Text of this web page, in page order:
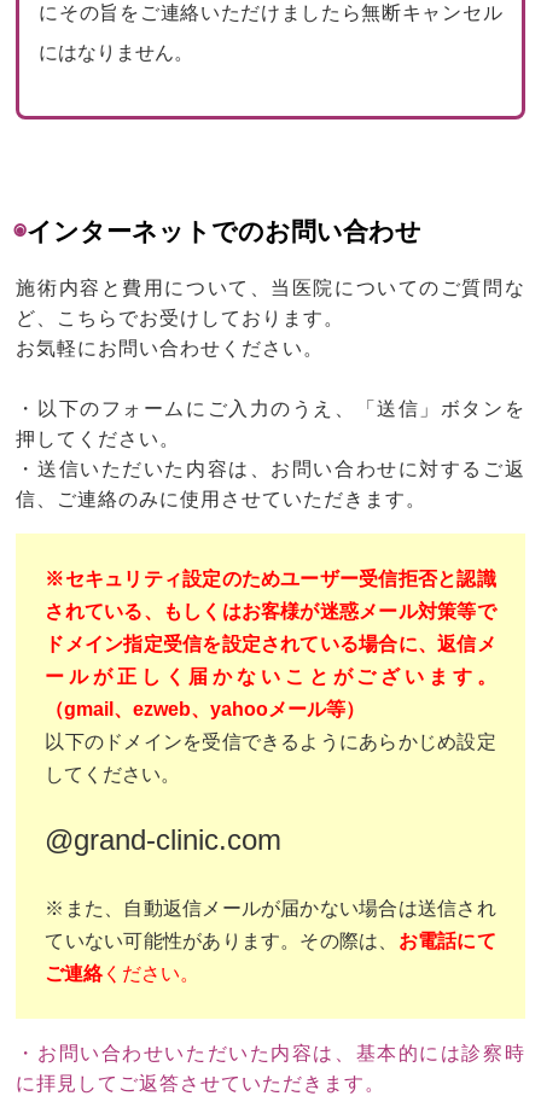
にその旨をご連絡いただけましたら無断キャンセル
にはなりません。
◉インターネットでのお問い合わせ
施術内容と費用について、当医院についてのご質問な
ど、こちらでお受けしております。
お気軽にお問い合わせください。
・以下のフォームにご入力のうえ、「送信」ボタンを
押してください。
・送信いただいた内容は、お問い合わせに対するご返
信、ご連絡のみに使用させていただきます。
※セキュリティ設定のためユーザー受信拒否と認識
されている、もしくはお客様が迷惑メール対策等で
ドメイン指定受信を設定されている場合に、返信メ
ールが正しく届かないことがございます。
（gmail、ezweb、yahooメール等）
以下のドメインを受信できるようにあらかじめ設定
してください。
@grand-clinic.com
※また、自動返信メールが届かない場合は送信され
ていない可能性があります。その際は、 お電話にて
ご連絡ください。
・お問い合わせいただいた内容は、基本的には診察時
に拝見してご返答させていただきます。